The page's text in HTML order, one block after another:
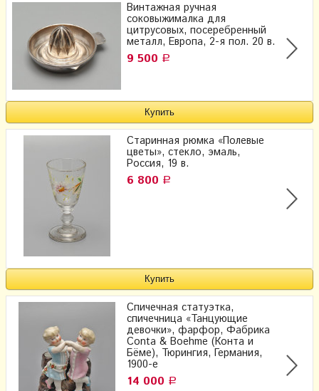
Винтажная ручная
соковыжималка для
цитрусовых, посеребренный
металл, Европа, 2-я пол. 20 в.
9 500 Р
Старинная рюмка «Полевые
цветы», стекло, эмаль,
Россия, 19 в.
6 800 Р
Спичечная статуэтка,
спичечница «Танцующие
девочки», фарфор, Фабрика
Conta & Boehme (Конта и
Бёме), Тюрингия, Германия,
1900-е
14 000 Р